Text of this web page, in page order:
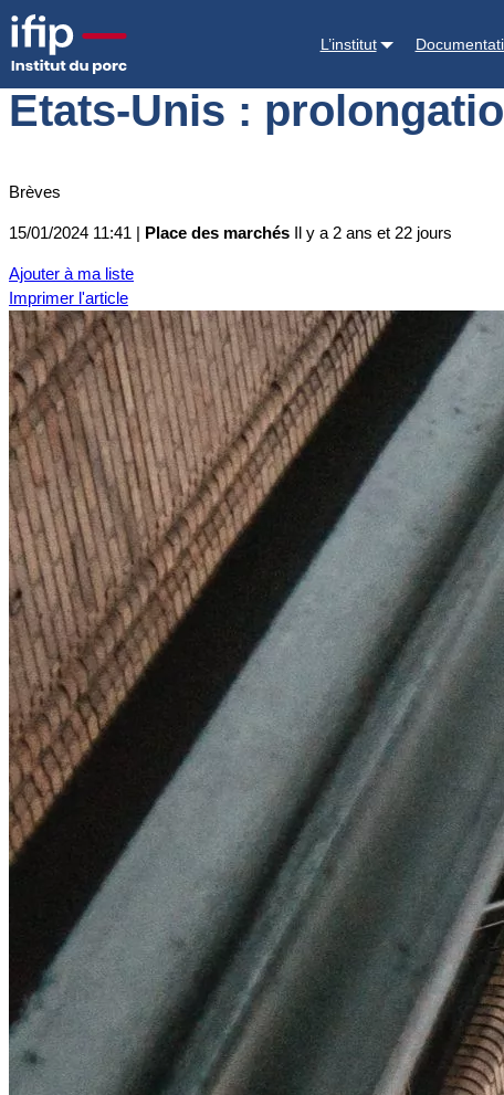
L’institut
Accueil Place des marchés
Etats-Unis :
Brèves
15/01/2024 11:41 | Place des marchés Il y a 2 ans et 22 jours
Ajouter à ma liste
Imprimer l'article